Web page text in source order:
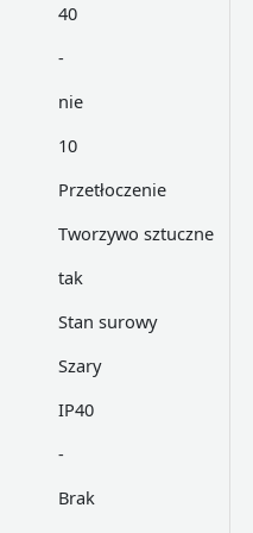
40
-
nie
10
Przetłoczenie
Tworzywo sztuczne
tak
Stan surowy
Szary
IP40
-
Brak